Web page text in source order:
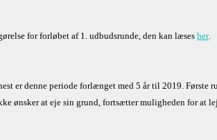
for forløbet af 1. udbudsrunde, den kan læsesher.
er denne periode forlænget med 5 år til 2019. Første
ønsker at eje sin grund, fortsætter muligheden for